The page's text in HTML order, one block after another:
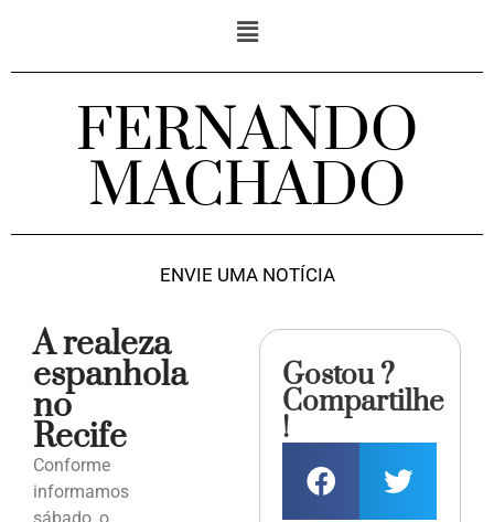
FERNANDO
MACHADO
ENVIE UMA NOTÍCIA
A realeza
espanhola
no
Recife
Conforme
informamos
Gostou ?
Compartilhe
!